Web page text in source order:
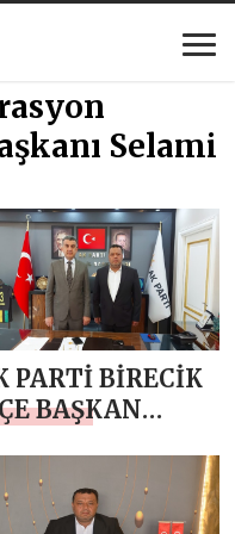
Selami
PARTİ BİRECİK
BAŞKAN
İNCEDAL
AK PARTİ